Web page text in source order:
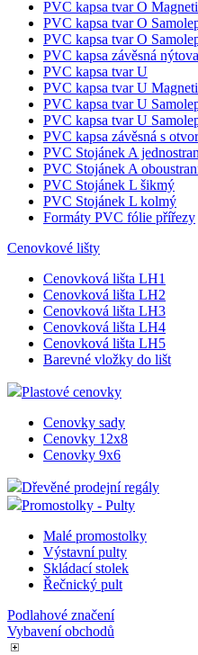
PVC kapsa tvar C
PVC kapsa tvar C
PVC kapsa tvar C
PVC kapsa tvar C
PVC kapsa závěsná
PVC kapsa tvar O
PVC kapsa tvar O
PVC kapsa tvar O
PVC kapsa tvar O
PVC kapsa závěsná
PVC kapsa tvar U
PVC kapsa tvar U
PVC kapsa tvar U
PVC kapsa tvar U
PVC Stojánek A
PVC Stojánek L šikmý
PVC Stojánek L kolmý
Formáty PVC fólie přířezy
Cenovkové lišty
Cenovková lišta LH2
Cenovková lišta LH4
Cenovková lišta LH5
Barevné vložky do lišt
Plastové cenovky
Cenovky sady
Cenovky 12x8
Cenovky 9x6
Dřevěné prodejní regály
Malé promostolky